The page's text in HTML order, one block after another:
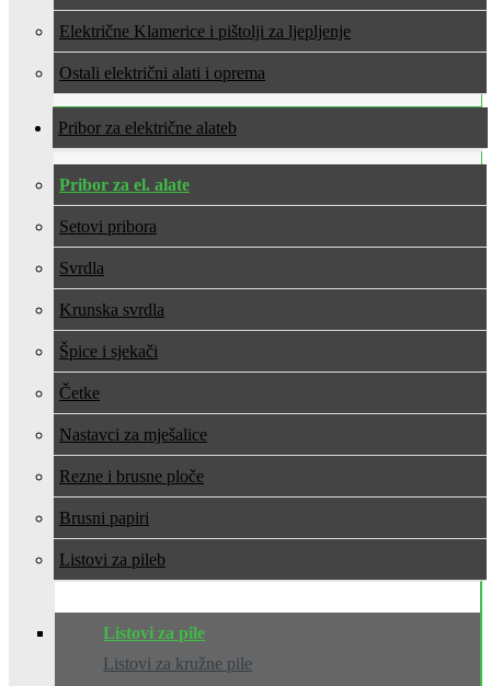
Električne Klamerice i pištolji za ljepljenje
Ostali električni alati i oprema
Pribor za električne alate
Pribor za el. alate
Setovi pribora
Svrdla
Krunska svrdla
Špice i sjekači
Četke
Nastavci za mješalice
Rezne i brusne ploče
Brusni papiri
Listovi za pile
Listovi za pile
Listovi za kružne pile